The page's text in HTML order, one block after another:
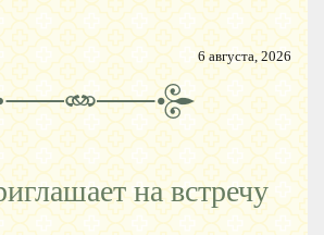
6 августа, 2026
на встречу